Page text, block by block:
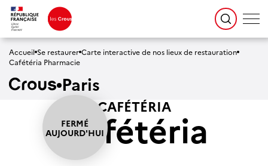
Accueil Se restaurer Carte interactive de nos lieux de restauration
Cafétéria Pharmacie
Paris
CAFÉTÉRIA
Cafétéria